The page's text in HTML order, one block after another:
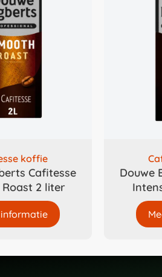
koffie
Cafitesse
2 liter
informatie
Douwe